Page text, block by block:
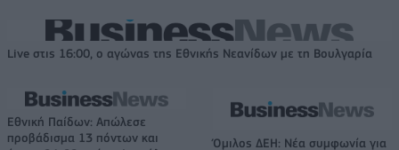
Live στις 16:00, ο αγώνας της Εθνικής Νεανίδων με τη Βουλγαρία
Εθνική Παίδων: Απώλεσε
προβάδισμα 13 πόντων και
Όμιλος ΔΕΗ: Νέα συμφωνία για